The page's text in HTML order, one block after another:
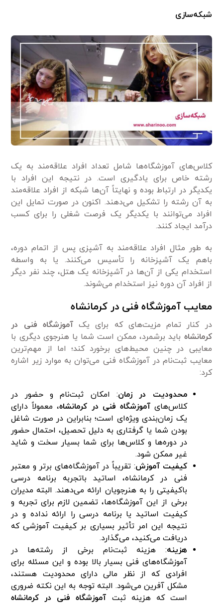
شبکه‌سازی
کلاس‌های آموزشگاه‌ها شامل تعداد افراد علاقه‌مند به یک
رشته خاص برای یادگیری است. در نتیجه این افراد با
یکدیگر در ارتباط بوده و نهایتاً آن‌ها شبکه از افراد علاقه‌مند
به آن رشته را تشکیل می‌دهند. اکنون در صورت تمایل این
افراد می‌توانند با یکدیگر یک فرصت شغلی را برای کسب
درآمد ایجاد کنند.
به طور مثال افراد علاقه‌مند به آشپزی پس از اتمام دوره،
باهم یک آشپزخانه را تأسیس می‌کنند. یا به واسطه
استخدام یکی از آن‌ها در آشپزخانه یک هتل، چند نفر دیگر
از افراد آن دوره نیز استخدام می‌شوند.
معایب آموزشگاه فنی در کرمانشاه
در کنار تمام مزیت‌های که برای یکآموزشگاه فنی در
کرمانشاه باید برشمرد، ممکن است شما یا هنرجوی دیگری با
معایبی در چنین محیط‌های برخورد کند؛ اما از مهم‌ترین
معایب ثبت‌نام در آموزشگاه فنی می‌توان به موارد زیر اشاره
کرد:
محدودیت در زمان: امکان ثبت‌نام و حضور در
کلاس‌هایآموزشگاه فنی در کرمانشاه، معمولاً دارای
یک زمان‌بندی ویژه‌ای است؛ بنابراین در صورت شاغل
بودن شما یا گرفتاری به دلیل تحصیل، احتمال حضور
در دوره‌ها و کلاس‌ها برای شما بسیار سخت و شاید
غیر ممکن شود.
کیفیت آموزش: تقریباً در آموزشگاه‌های برتر و معتبر
فنی در کرمانشاه، اساتید باتجربه برنامه درسی
باکیفیتی را به هنرجویان ارائه می‌دهند. البته مدیران
برخی از این آموزشگاه‌ها، تضمین لازم برای تجربه و
کیفیت اساتید یا برنامه درسی را ارائه نداده و در
نتیجه این امر تأثیر بسیاری بر کیفیت آموزشی که
دریافت می‌کنید، می‌گذارد.
هزینه: هزینه ثبت‌نام برخی از رشته‌ها در
آموزشگاه‌های فنی بسیار بالا بوده و این مسئله برای
افرادی که از نظر مالی دارای محدودیت هستند،
مشکل آفرین می‌شود. البته توجه به این نکته ضروری
است که هزینه ثبت آموزشگاه فنی در کرمانشاه